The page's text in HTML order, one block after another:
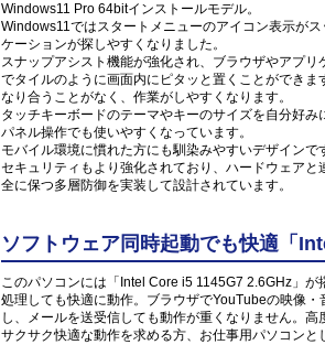
Windows11 Pro 64bitインストールモデル。
Windows11ではスタートメニューのアイコン表示が
ケーションが探しやすくなりました。
スナップアシスト機能が強化され、ブラウザやアプ
でタイルのように画面内にピタッと置くことができ
なり合うことがなく、作業がしやすくなります。
タッチキーボードのテーマやキーのサイズを自分好
パネル操作でも使いやすくなっています。
モバイル環境に慣れた方にも馴染みやすいデザインで
セキュリティもより強化されており、ハードウェア
全に保つ多層防御を実装して設計されています。
ソフトウェア同時起動でも快適「
このパソコンには「Intel Core i5 1145G7 2.6GHz」が
処理しても快適に動作。ブラウザでYouTubeの映像
し、メールを送受信しても動作が重くなりません。高
サクサク快適な動作を求める方、お仕事用パソコンと